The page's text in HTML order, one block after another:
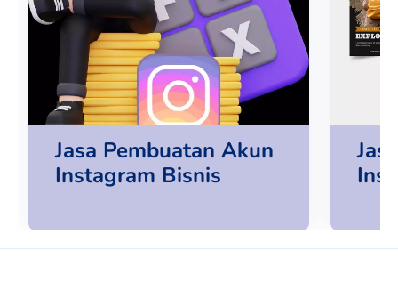
Jasa Pembuatan Akun
Instagram Bisnis